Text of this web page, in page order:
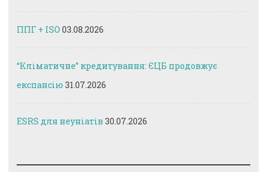
ППГ + ISO 03.08.2026
“Кліматичне” кредитування: ЄЦБ продовжує
експансію 31.07.2026
ESRS для неуніатів 30.07.2026